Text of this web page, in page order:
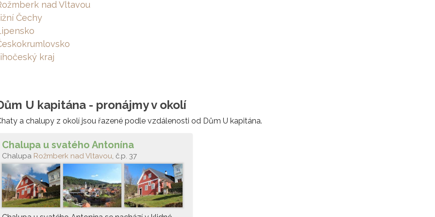
nad Vltavou
Čechy
kraj
U kapitána - pronájmy v okolí
a chalupy z okolí jsou řazené podle vzdálenosti od Dům U kapitána.
Chalupa u svatého Antonína
Chalupa Rožmberk nad Vltavou, č.p. 37